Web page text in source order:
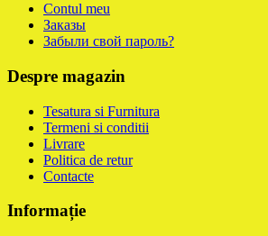
Contul meu
Заказы
Забыли свой пароль?
Despre magazin
Tesatura si Furnitura
Termeni si conditii
Livrare
Politica de retur
Contacte
Informație